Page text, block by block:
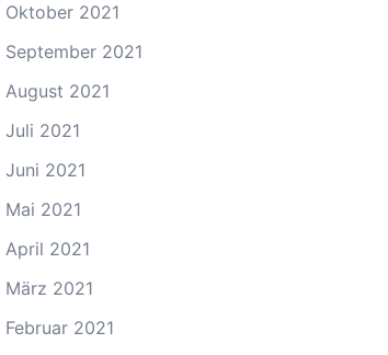
Oktober 2021
September 2021
August 2021
Juli 2021
Juni 2021
Mai 2021
April 2021
März 2021
Februar 2021